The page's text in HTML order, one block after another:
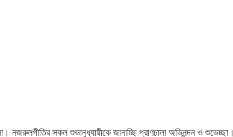
নজরুলগীতির সকল শুভানুধ্যায়ীকে জানাচ্ছি প্রাণঢালা অভিনন্দন ও শুভেচ্ছা।